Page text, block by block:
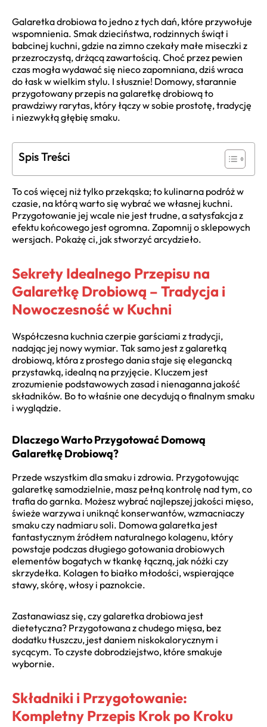
Galaretka drobiowa to jedno z tych dań, które przywołuje
wspomnienia. Smak dzieciństwa, rodzinnych świąt i
babcinej kuchni, gdzie na zimno czekały małe miseczki z
przezroczystą, drżącą zawartością. Choć przez pewien
czas mogła wydawać się nieco zapomniana, dziś wraca
do łask w wielkim stylu. I słusznie! Domowy, starannie
przygotowany przepis na galaretkę drobiową to
prawdziwy rarytas, który łączy w sobie prostotę, tradycję
i niezwykłą głębię smaku.
Spis Treści
To coś więcej niż tylko przekąska; to kulinarna podróż w
czasie, na którą warto się wybrać we własnej kuchni.
Przygotowanie jej wcale nie jest trudne, a satysfakcja z
efektu końcowego jest ogromna. Zapomnij o sklepowych
wersjach. Pokażę ci, jak stworzyć arcydzieło.
Sekrety Idealnego Przepisu na
Galaretkę Drobiową – Tradycja i
Nowoczesność w Kuchni
Współczesna kuchnia czerpie garściami z tradycji,
nadając jej nowy wymiar. Tak samo jest z galaretką
drobiową, która z prostego dania staje się elegancką
przystawką, idealną na przyjęcie. Kluczem jest
zrozumienie podstawowych zasad i nienaganna jakość
składników. Bo to właśnie one decydują o finalnym smaku
i wyglądzie.
Dlaczego Warto Przygotować Domową
Galaretkę Drobiową?
Przede wszystkim dla smaku i zdrowia. Przygotowując
galaretkę samodzielnie, masz pełną kontrolę nad tym, co
trafia do garnka. Możesz wybrać najlepszej jakości mięso,
świeże warzywa i uniknąć konserwantów, wzmacniaczy
smaku czy nadmiaru soli. Domowa galaretka jest
fantastycznym źródłem naturalnego kolagenu, który
powstaje podczas długiego gotowania drobiowych
elementów bogatych w tkankę łączną, jak nóżki czy
skrzydełka. Kolagen to białko młodości, wspierające
stawy, skórę, włosy i paznokcie.
Zastanawiasz się, czy galaretka drobiowa jest
dietetyczna? Przygotowana z chudego mięsa, bez
dodatku tłuszczu, jest daniem niskokalorycznym i
sycącym. To czyste dobrodziejstwo, które smakuje
wybornie.
Składniki i Przygotowanie:
Kompletny Przepis Krok po Kroku